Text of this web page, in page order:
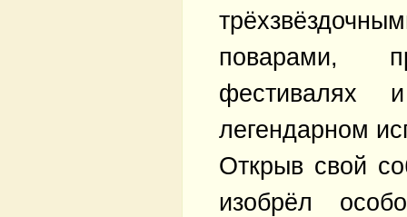
поварами,
легендарном
Открыв свой
изобрёл